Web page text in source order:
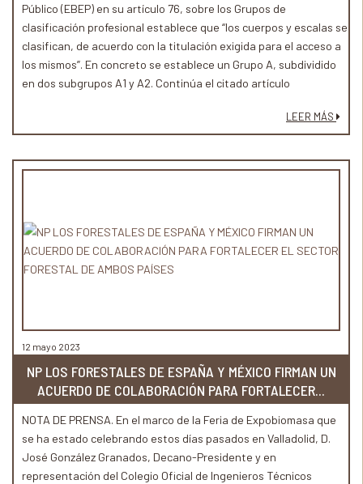
Público (EBEP) en su artículo 76, sobre los Grupos de
clasificación profesional establece que “los cuerpos y escalas se
clasifican, de acuerdo con la titulación exigida para el acceso a
los mismos”. En concreto se establece un Grupo A, subdividido
en dos subgrupos A1 y A2. Continúa el citado artículo
este Grupo se exigirá estar en posesión del título universitario
de Grado. La clasificación de los cuerpos y escalas en cada
Subgrupo estará en función del nivel de responsabilidad de las
LEER MÁS
12 mayo 2023
NP LOS FORESTALES DE ESPAÑA Y MÉXICO FIRMAN UN
ACUERDO DE COLABORACIÓN PARA FORTALECER...
NOTA DE PRENSA. En el marco de la Feria de Expobiomasa que
se ha estado celebrando estos días pasados en Valladolid, D.
José González Granados, Decano-Presidente y en
representación del Colegio Oficial de Ingenieros Técnicos